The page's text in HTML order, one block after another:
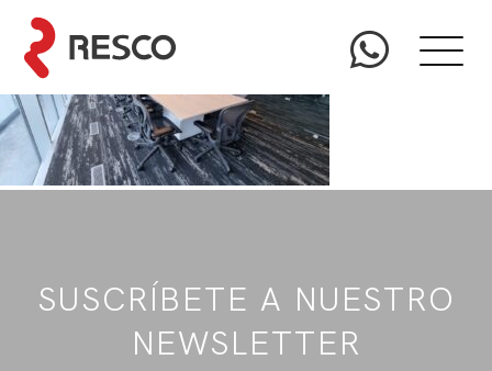
SUSCRÍBETE A NUESTRO
NEWSLETTER